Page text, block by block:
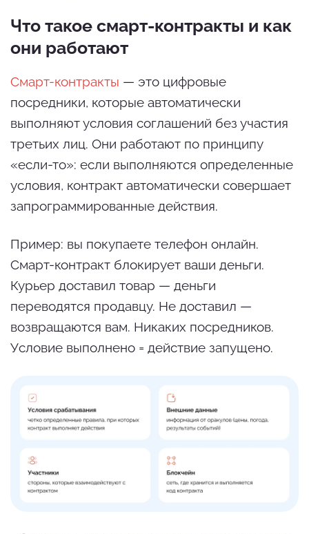
Что такое смарт-контракты и как
они работают
Смарт-контракты — это цифровые
посредники, которые автоматически
выполняют условия соглашений без участия
третьих лиц. Они работают по принципу
«если-то»: если выполняются определенные
условия, контракт автоматически совершает
запрограммированные действия.
Пример: вы покупаете телефон онлайн.
Смарт-контракт блокирует ваши деньги.
Курьер доставил товар — деньги
переводятся продавцу. Не доставил —
возвращаются вам. Никаких посредников.
Условие выполнено = действие запущено.